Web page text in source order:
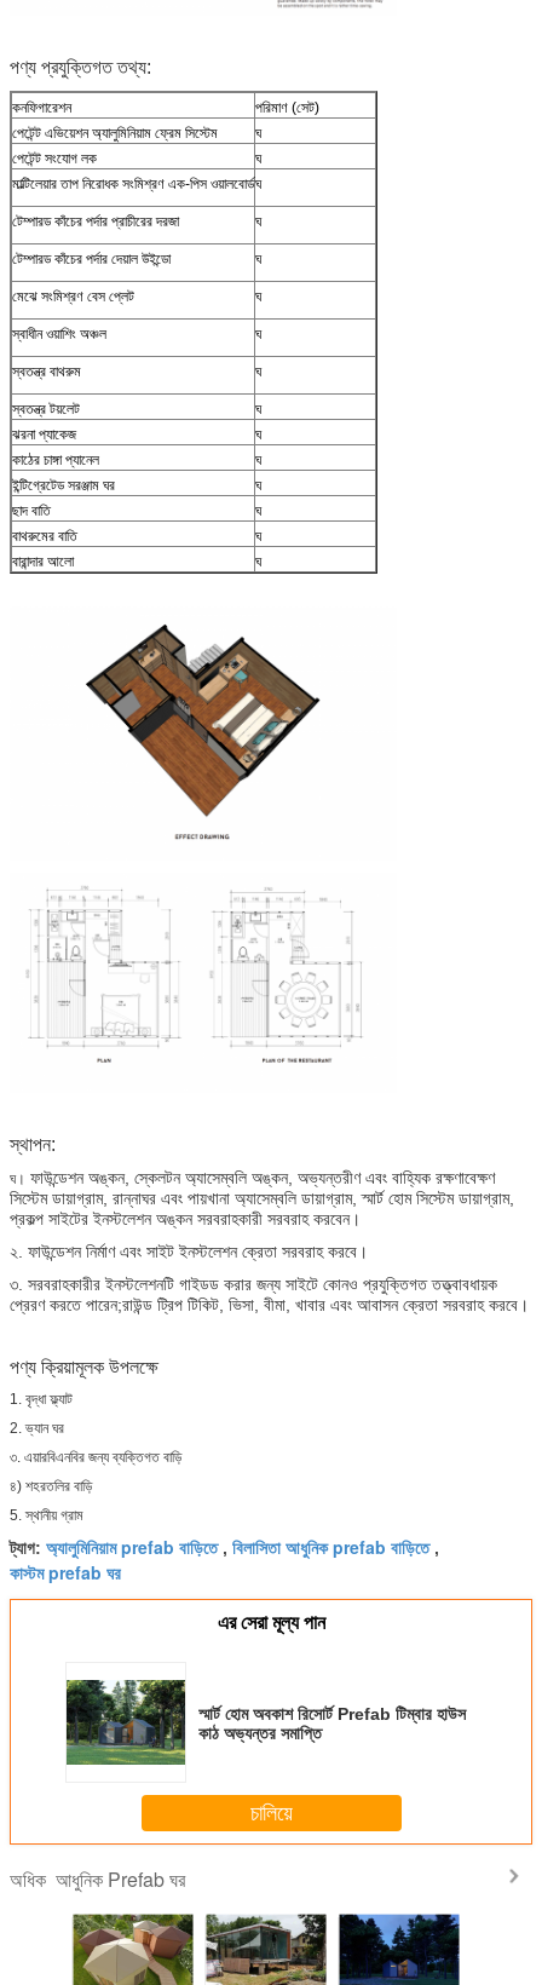
পণ্য প্রযুক্তিগত তথ্য:
কনফিগারেশন
পরিমাণ (সেট)
পেটেন্ট এভিয়েশন অ্যালুমিনিয়াম ফ্রেম সিস্টেম
ঘ
পেটেন্ট সংযোগ লক
ঘ
মাল্টিলেয়ার তাপ নিরোধক সংমিশ্রণ এক-পিস ওয়ালবোর্ডঘ
টেম্পারড কাঁচের পর্দার প্রাচীরের দরজা ঘ
টেম্পারড কাঁচের পর্দার দেয়াল উইন্ডো ঘ
মেঝে সংমিশ্রণ বেস প্লেট ঘ
স্বাধীন ওয়াশিং অঞ্চল ঘ
স্বতন্ত্র বাথরুম ঘ
স্বতন্ত্র টয়লেট
ঘ
ঝরনা প্যাকেজ
ঘ
কাঠের চাঙ্গা প্যানেল
ঘ
ইন্টিগ্রেটেড সরঞ্জাম ঘর
ঘ
ছাদ বাতি
ঘ
বাথরুমের বাতি
ঘ
বারান্দার আলো
ঘ
স্থাপন:
ঘ। ফাউন্ডেশন অঙ্কন, স্কেলটন অ্যাসেম্বলি অঙ্কন, অভ্যন্তরীণ এবং বাহ্যিক রক্ষণাবেক্ষণ
সিস্টেম ডায়াগ্রাম, রান্নাঘর এবং পায়খানা অ্যাসেম্বলি ডায়াগ্রাম, স্মার্ট হোম সিস্টেম ডায়াগ্রাম,
প্রকল্প সাইটের ইনস্টলেশন অঙ্কন সরবরাহকারী সরবরাহ করবেন।
২. ফাউন্ডেশন নির্মাণ এবং সাইট ইনস্টলেশন ক্রেতা সরবরাহ করবে।
৩. সরবরাহকারীর ইনস্টলেশনটি গাইডড করার জন্য সাইটে কোনও প্রযুক্তিগত তত্ত্বাবধায়ক
প্রেরণ করতে পারেন;রাউন্ড ট্রিপ টিকিট, ভিসা, বীমা, খাবার এবং আবাসন ক্রেতা সরবরাহ করবে।
পণ্য ক্রিয়ামূলক উপলক্ষে
1. বৃদ্ধা ফ্ল্যাট
2. ভ্যান ঘর
৩. এয়ারবিএনবির জন্য ব্যক্তিগত বাড়ি
৪) শহরতলির বাড়ি
5. স্থানীয় গ্রাম
ট্যাগ: অ্যালুমিনিয়াম prefab বাড়িতে, বিলাসিতা আধুনিক prefab বাড়িতে,
কাস্টম prefab ঘর
এর সেরা মূল্য পান
স্মার্ট হোম অবকাশ রিসোর্ট Prefab টিম্বার হাউস
কাঠ অভ্যন্তর সমাপ্তি
চালিয়ে
অধিক আধুনিক Prefab ঘর